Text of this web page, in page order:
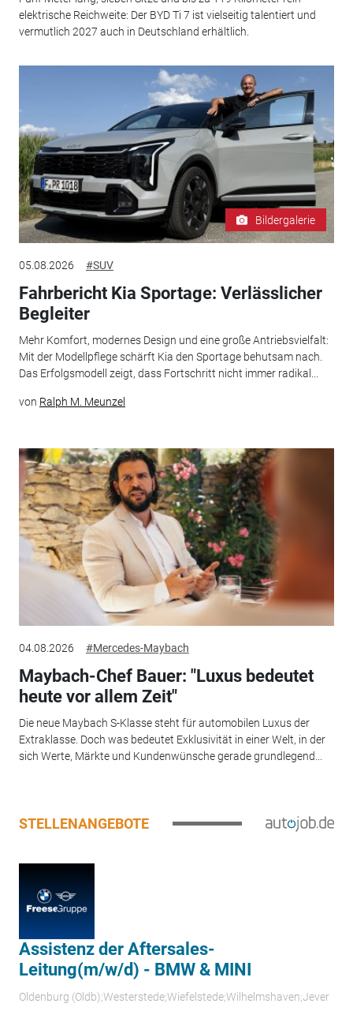
elektrische Reichweite: Der BYD Ti 7 ist vielseitig talentiert und
vermutlich 2027 auch in Deutschland erhältlich.
Bildergalerie
05.08.2026 #SUV
Fahrbericht Kia Sportage: Verlässlicher
Begleiter
Mehr Komfort, modernes Design und eine große Antriebsvielfalt:
Mit der Modellpflege schärft Kia den Sportage behutsam nach.
Das Erfolgsmodell zeigt, dass Fortschritt nicht immer radikal...
von Ralph M. Meunzel
04.08.2026 #Mercedes-Maybach
Maybach-Chef Bauer: "Luxus bedeutet
heute vor allem Zeit"
Die neue Maybach S-Klasse steht für automobilen Luxus der
Extraklasse. Doch was bedeutet Exklusivität in einer Welt, in der
sich Werte, Märkte und Kundenwünsche gerade grundlegend...
STELLENANGEBOTE
Assistenz der Aftersales-
Leitung(m/w/d) - BMW & MINI
Oldenburg (Oldb);Westerstede;Wiefelstede;Wilhelmshaven;Jever